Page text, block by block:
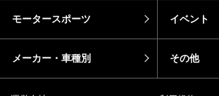
モータースポーツ イベント
メーカー・車種別 その他